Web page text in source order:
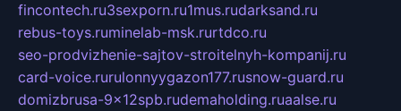
fincontech.ru3sexporn.ru1mus.rudarksand.ru
rebus-toys.ruminelab-msk.rurtdco.ru
seo-prodvizhenie-sajtov-stroitelnyh-kompanij.ru
card-voice.rurulonnyygazon177.rusnow-guard.ru
domizbrusa-9x12spb.rudemaholding.ruaalse.ru